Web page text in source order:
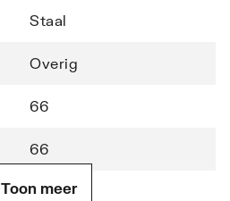
Staal
Overig
66
66
1406
Toon meer